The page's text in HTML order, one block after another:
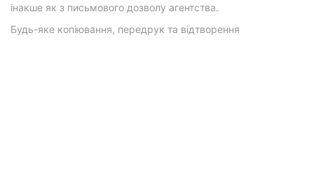
інакше як з письмового дозволу агентства.
Будь-яке копіювання, передрук та відтворення